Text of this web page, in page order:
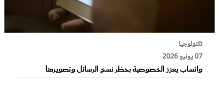
تكنولوجيا
07 يونيو 2026
واتساب يعزز الخصوصية بحظر نسخ الرسائل وتصويرها